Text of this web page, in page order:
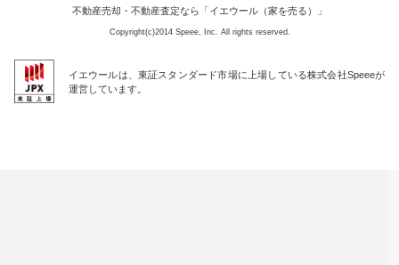
不動産売却・不動産査定なら「イエウール（家を売る）」
Copyright(c)2014 Speee, Inc. All rights reserved.
イエウールは、東証スタンダード市場に上場している株式会社Speeeが
運営しています。